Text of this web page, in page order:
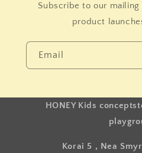
Subscribe to our
product
Email
HONEY Kids
Korai 5 , Nea